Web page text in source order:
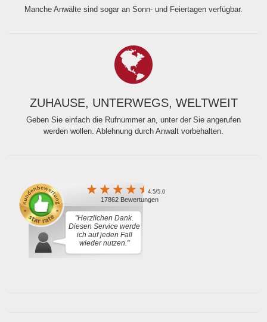
Manche Anwälte sind sogar an Sonn- und Feiertagen verfügbar.
ZUHAUSE, UNTERWEGS, WELTWEIT
Geben Sie einfach die Rufnummer an, unter der Sie angerufen
werden wollen. Ablehnung durch Anwalt vorbehalten.
4.5/5.0
17862 Bewertungen
"Herzlichen Dank.
Diesen Service werde
ich auf jeden Fall
wieder nutzen."